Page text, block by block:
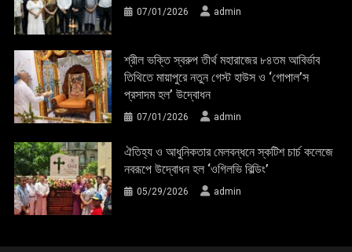
07/01/2026 admin
শ্রীল ভক্তি স্বরুপ তীর্থ মহারাজের ৮৪তম আবির্ভাব
তিথিতে মায়াপুরে নতুন গেস্ট হাউস ও ‘গোপাল’স
প্রসাদম হল’ উদ্বোধন
07/01/2026 admin
ঐতিহ্য ও আধুনিকতার মেলবন্ধনে স্কটিশ চার্চ কলেজে
নবরূপে উদ্বোধন হল ‘ওগিলভি বিল্ডিং’
05/29/2026 admin